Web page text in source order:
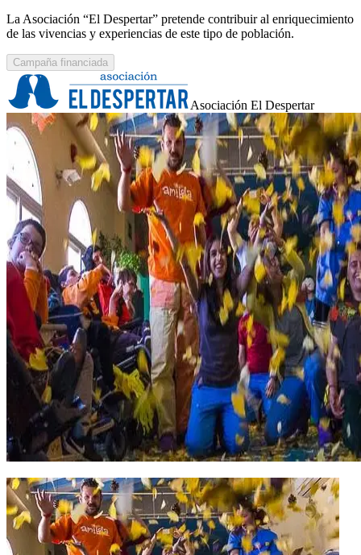
La Asociación “El Despertar” pretende contribuir al enriquecimiento
de las vivencias y experiencias de este tipo de población.
Campaña financiada
Asociación El Despertar